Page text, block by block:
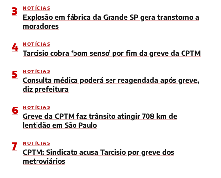
3 NOTÍCIAS
Explosão em fábrica da Grande SP gera transtorno a
moradores
4 NOTÍCIAS
Tarcisio cobra ‘bom senso’ por fim da greve da CPTM
5 NOTÍCIAS
Consulta médica poderá ser reagendada após greve,
diz prefeitura
6 NOTÍCIAS
Greve da CPTM faz trânsito atingir 708 km de
lentidão em São Paulo
7 NOTÍCIAS
CPTM: Sindicato acusa Tarcisio por greve dos
metroviários